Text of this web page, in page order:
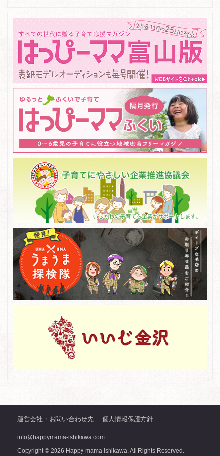
運営会社・お問い合わせ先 個人情報保護方針
info@happymama-ishikawa.com
Copyright © 2026 Happy-mama Ishikawa. All Rights Reserved.